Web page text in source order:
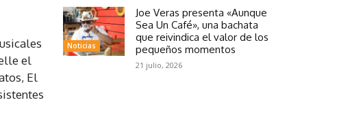
el
El
Noticias
Joe Veras presenta «Aunque
Sea Un Café», una bachata
que reivindica el valor de los
pequeños momentos
21 julio, 2026